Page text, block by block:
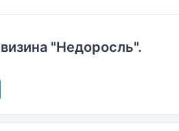
"Недоросль".